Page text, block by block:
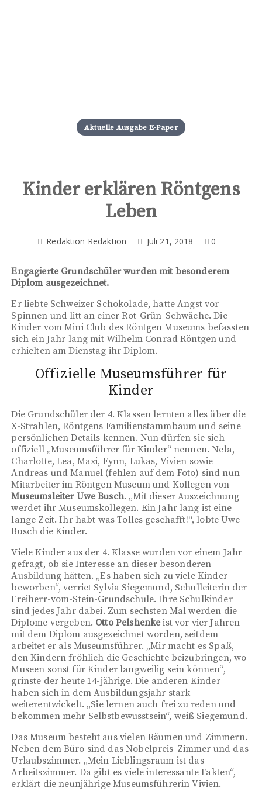
i
p
o
n
t
Aktuelle Ausgabe E-Paper
Kinder erklären Röntgens
Leben
Redaktion Redaktion Juli 21, 2018 0
Engagierte Grundschüler wurden mit besonderem
Diplom ausgezeichnet.
Er liebte Schweizer Schokolade, hatte Angst vor
Spinnen und litt an einer Rot-Grün-Schwäche. Die
Kinder vom Mini Club des Röntgen Museums befassten
sich ein Jahr lang mit Wilhelm Conrad Röntgen und
erhielten am Dienstag ihr Diplom.
Offizielle Museumsführer für
Kinder
Die Grundschüler der 4. Klassen lernten alles über die
X-Strahlen, Röntgens Familienstammbaum und seine
persönlichen Details kennen. Nun dürfen sie sich
offiziell „Museumsführer für Kinder“ nennen. Nela,
Charlotte, Lea, Maxi, Fynn, Lukas, Vivien sowie
Andreas und Manuel (fehlen auf dem Foto) sind nun
Mitarbeiter im Röntgen Museum und Kollegen von
Museumsleiter Uwe Busch. „Mit dieser Auszeichnung
werdet ihr Museumskollegen. Ein Jahr lang ist eine
lange Zeit. Ihr habt was Tolles geschafft!“, lobte Uwe
Busch die Kinder.
Viele Kinder aus der 4. Klasse wurden vor einem Jahr
gefragt, ob sie Interesse an dieser besonderen
Ausbildung hätten. „Es haben sich zu viele Kinder
beworben“, verriet Sylvia Siegemund, Schulleiterin der
Freiherr-vom-Stein-Grundschule. Ihre Schulkinder
sind jedes Jahr dabei. Zum sechsten Mal werden die
Diplome vergeben. Otto Pelshenke ist vor vier Jahren
mit dem Diplom ausgezeichnet worden, seitdem
arbeitet er als Museumsführer. „Mir macht es Spaß,
den Kindern fröhlich die Geschichte beizubringen, wo
Museen sonst für Kinder langweilig sein können“,
grinste der heute 14-jährige. Die anderen Kinder
haben sich in dem Ausbildungsjahr stark
weiterentwickelt. „Sie lernen auch frei zu reden und
bekommen mehr Selbstbewusstsein“, weiß Siegemund.
Das Museum besteht aus vielen Räumen und Zimmern.
Neben dem Büro sind das Nobelpreis-Zimmer und das
Urlaubszimmer. „Mein Lieblingsraum ist das
Arbeitszimmer. Da gibt es viele interessante Fakten“,
erklärt die neunjährige Museumsführerin Vivien.